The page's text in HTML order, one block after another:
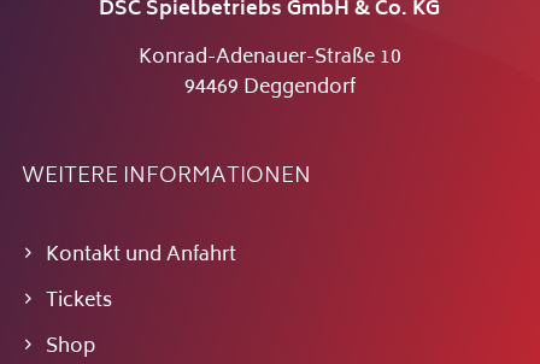
DSC Spielbetriebs GmbH & Co. KG
Konrad-Adenauer-Straße 10
94469 Deggendorf
WEITERE INFORMATIONEN
Kontakt und Anfahrt
Tickets
Shop